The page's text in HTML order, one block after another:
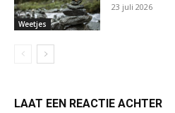
Weetjes
23 juli 2026
LAAT EEN REACTIE ACHTER